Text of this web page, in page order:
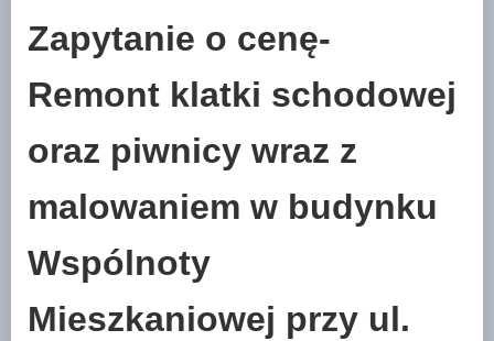
Zapytanie o cenę-
Remont klatki schodowej
oraz piwnicy wraz z
malowaniem w budynku
Wspólnoty
Mieszkaniowej przy ul.